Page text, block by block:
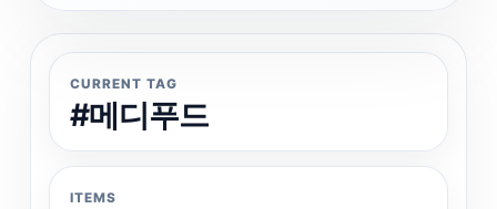
CURRENT TAG
#메디푸드
ITEMS